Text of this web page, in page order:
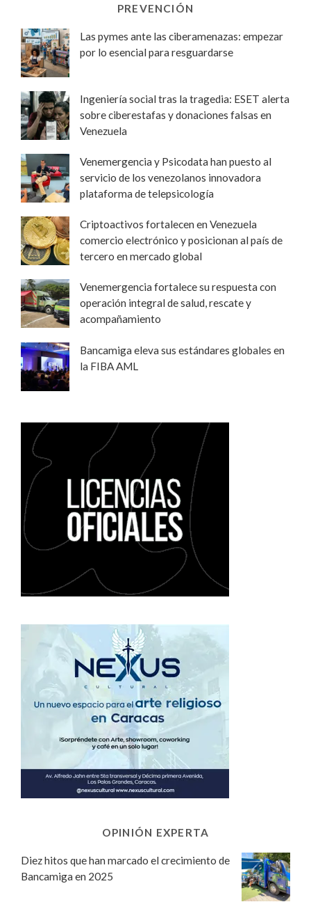
PREVENCIÓN
Las pymes ante las ciberamenazas: empezar
por lo esencial para resguardarse
Ingeniería social tras la tragedia: ESET alerta
sobre ciberestafas y donaciones falsas en
Venezuela
Venemergencia y Psicodata han puesto al
servicio de los venezolanos innovadora
plataforma de telepsicología
Criptoactivos fortalecen en Venezuela
comercio electrónico y posicionan al país de
tercero en mercado global
Venemergencia fortalece su respuesta con
operación integral de salud, rescate y
acompañamiento
Bancamiga eleva sus estándares globales en
la FIBA AML
OPINIÓN EXPERTA
Diez hitos que han marcado el crecimiento de
Bancamiga en 2025